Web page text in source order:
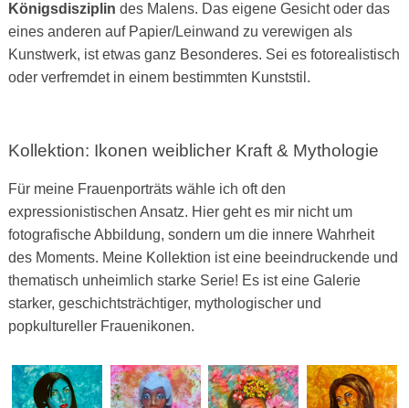
Königsdisziplin des Malens. Das eigene Gesicht oder das
eines anderen auf Papier/Leinwand zu verewigen als
Kunstwerk, ist etwas ganz Besonderes. Sei es fotorealistisch
oder verfremdet in einem bestimmten Kunststil.
Kollektion: Ikonen weiblicher Kraft & Mythologie
Für meine Frauenporträts wähle ich oft den
expressionistischen Ansatz. Hier geht es mir nicht um
fotografische Abbildung, sondern um die innere Wahrheit
des Moments. Meine Kollektion ist eine beeindruckende und
thematisch unheimlich starke Serie! Es ist eine Galerie
starker, geschichtsträchtiger, mythologischer und
popkultureller Frauenikonen.